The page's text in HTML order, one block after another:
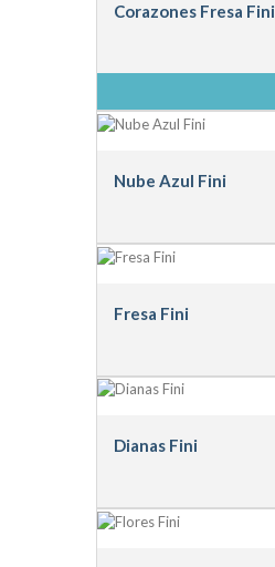
Corazones Fresa Fini
Nube Azul Fini
Fresa Fini
Dianas Fini